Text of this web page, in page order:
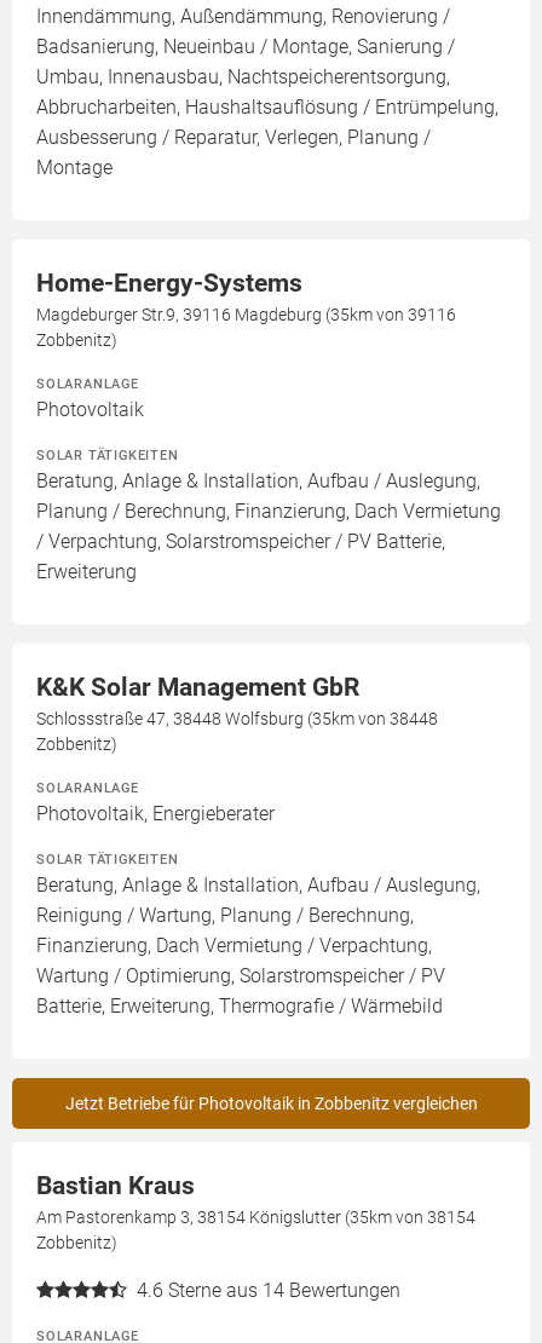
Innendämmung, Außendämmung, Renovierung /
Badsanierung, Neueinbau / Montage, Sanierung /
Umbau, Innenausbau, Nachtspeicherentsorgung,
Abbrucharbeiten, Haushaltsauflösung / Entrümpelung,
Ausbesserung / Reparatur, Verlegen, Planung /
Montage
Home-Energy-Systems
Magdeburger Str.9, 39116 Magdeburg (35km von 39116
Zobbenitz)
SOLARANLAGE
Photovoltaik
SOLAR TÄTIGKEITEN
Beratung, Anlage & Installation, Aufbau / Auslegung,
Planung / Berechnung, Finanzierung, Dach Vermietung
/ Verpachtung, Solarstromspeicher / PV Batterie,
Erweiterung
K&K Solar Management GbR
Schlossstraße 47, 38448 Wolfsburg (35km von 38448
Zobbenitz)
SOLARANLAGE
Photovoltaik, Energieberater
SOLAR TÄTIGKEITEN
Beratung, Anlage & Installation, Aufbau / Auslegung,
Reinigung / Wartung, Planung / Berechnung,
Finanzierung, Dach Vermietung / Verpachtung,
Wartung / Optimierung, Solarstromspeicher / PV
Batterie, Erweiterung, Thermografie / Wärmebild
Jetzt Betriebe für Photovoltaik in Zobbenitz vergleichen
Bastian Kraus
Am Pastorenkamp 3, 38154 Königslutter (35km von 38154
Zobbenitz)
4.6 Sterne aus 14 Bewertungen
SOLARANLAGE